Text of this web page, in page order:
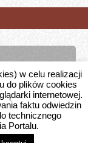
w celu realizacji
do plików cookies
internetowej.
faktu odwiedzin
technicznego
Portalu.